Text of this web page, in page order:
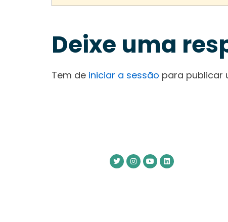
Deixe uma
Tem de iniciar a sessão para publicar